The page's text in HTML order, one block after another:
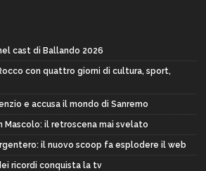
cast di Ballando 2026
con quattro giorni di cultura, sport,
e accusa il mondo di Sanremo
Mascolo: il retroscena mai svelato
il nuovo scoop fa esplodere il web
ricordi conquista la tv